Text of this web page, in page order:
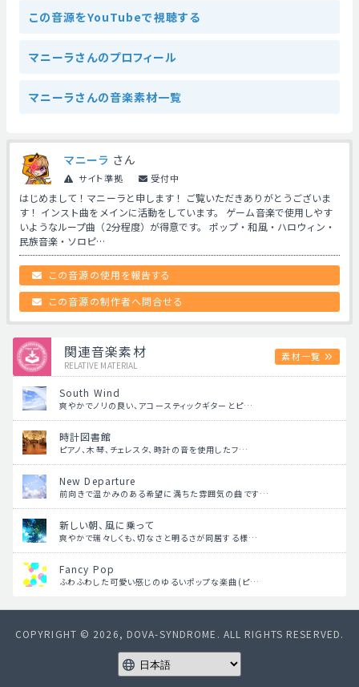
この音源をYouTubeで視聴する
マニーラさんのプロフィール
マニーラさんの音楽素材一覧
マニーラ さん
サイト準拠 受付中
はじめまして！マニーラと申します！ ご覧いただきありがとうございま
す！ インスト曲をメインに活動をしています。 ゲーム音楽で使用しやす
いようなループ曲（2分程度）が得意です。 ポップ・和風・ハロウィン・
民族音楽・ソロピ…
この音源の使用を報告する
この音源の制作者へ問合せる
関連音楽素材
RELATIVE MATERIAL
素材一覧
South Wind
爽やかでノリの良い、アコースティックギターとピ…
時計図書館
ピアノ、木琴、チェレスタ、時計の音を使用したフ…
New Departure
前向きで温かみのある希望に満ちた雰囲気の曲です…
新しい朝、風に乗って
爽やかで瑞々しくも、切なさと明るさが同居する様…
Fancy Pop
ふわふわした可愛い感じのゆるいポップな楽曲(ピ…
COPYRIGHT © 2026, DOVA-SYNDROME. ALL RIGHTS RESERVED.